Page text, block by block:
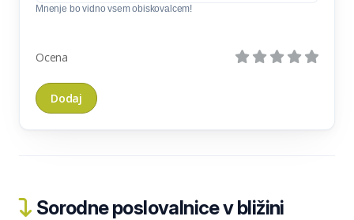
Mnenje bo vidno vsem obiskovalcem!
Ocena
Sorodne poslovalnice v bližini